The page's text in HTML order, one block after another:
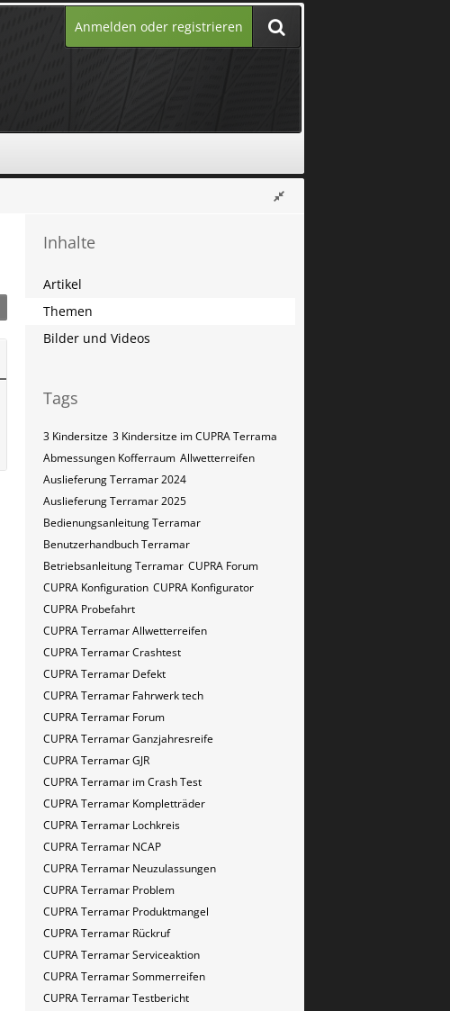
Anmelden oder registrieren
Inhalte
Artikel
Themen
Bilder und Videos
Tags
3 Kindersitze 3 Kindersitze im CUPRA Terrama
Abmessungen Kofferraum Allwetterreifen
Auslieferung Terramar 2024
Auslieferung Terramar 2025
Bedienungsanleitung Terramar
Benutzerhandbuch Terramar
Betriebsanleitung Terramar CUPRA Forum
CUPRA Konfiguration CUPRA Konfigurator
CUPRA Probefahrt
CUPRA Terramar Allwetterreifen
CUPRA Terramar Crashtest
CUPRA Terramar Defekt
CUPRA Terramar Fahrwerk tech
CUPRA Terramar Forum
CUPRA Terramar Ganzjahresreife
CUPRA Terramar GJR
CUPRA Terramar im Crash Test
CUPRA Terramar Kompletträder
CUPRA Terramar Lochkreis
CUPRA Terramar NCAP
CUPRA Terramar Neuzulassungen
CUPRA Terramar Problem
CUPRA Terramar Produktmangel
CUPRA Terramar Rückruf
CUPRA Terramar Serviceaktion
CUPRA Terramar Sommerreifen
CUPRA Terramar Testbericht